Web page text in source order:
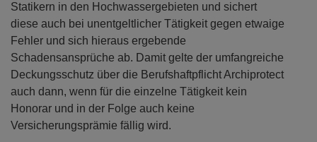
Statikern in den Hochwassergebieten und sichert
diese auch bei unentgeltlicher Tätigkeit gegen etwaige
Fehler und sich hieraus ergebende
Schadensansprüche ab. Damit gelte der umfangreiche
Deckungsschutz über die Berufshaftpflicht Archiprotect
auch dann, wenn für die einzelne Tätigkeit kein
Honorar und in der Folge auch keine
Versicherungsprämie fällig wird.